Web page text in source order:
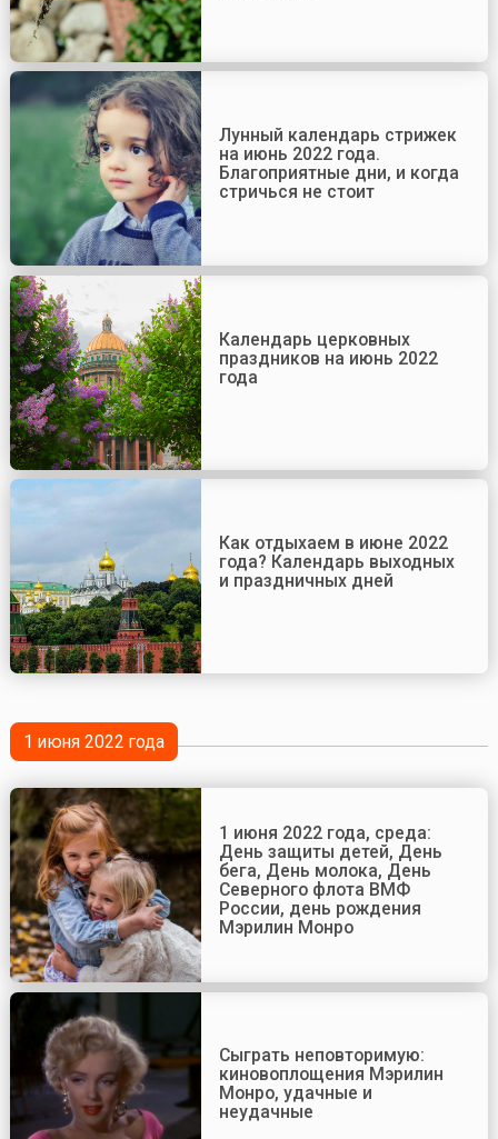
Лунный календарь стрижек
на июнь 2022 года.
Благоприятные дни, и когда
стричься не стоит
Календарь церковных
праздников на июнь 2022
года
Как отдыхаем в июне 2022
года? Календарь выходных
и праздничных дней
1 июня 2022 года
1 июня 2022 года, среда:
День защиты детей, День
бега, День молока, День
Северного флота ВМФ
России, день рождения
Мэрилин Монро
Сыграть неповторимую:
киновоплощения Мэрилин
Монро, удачные и
неудачные